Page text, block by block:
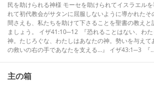
民を助けられる神様 モーセを助けられてイスラエル
れて初代教会がサタンに屈服しないように導かれた
間さえも、私たちを助けて下さることを聖書の教え
ましょう。 イザ41:10─12 『恐れることはない、わ
神。たじろぐな、わたしはあなたの神。勢いを与えて
の救いの右の手であなたを支える…』 イザ43:1─3 『
主の箱